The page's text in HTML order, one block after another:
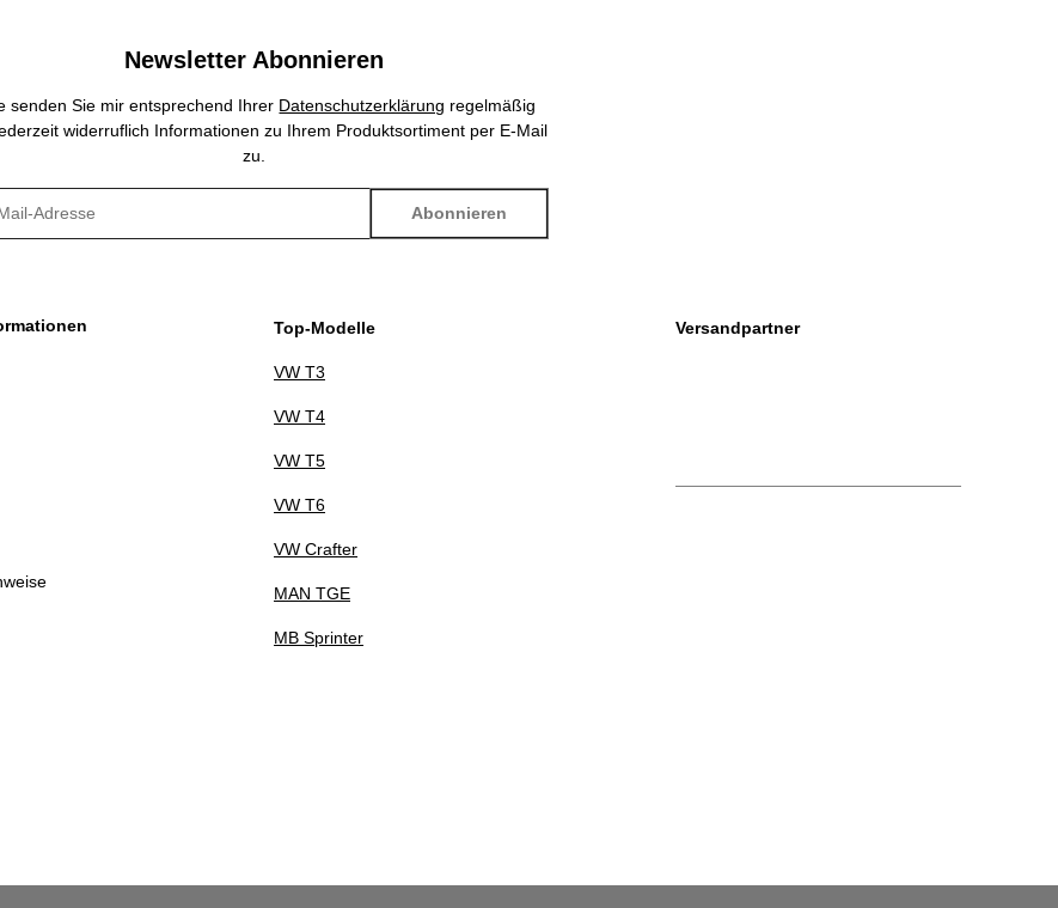
Newsletter Abonnieren
senden Sie mir entsprechend Ihrer Datenschutzerklärung regelmäßig
widerruflich Informationen zu Ihrem Produktsortiment per E-Mail
zu.
Abonnieren
Top-Modelle
VW T3
VW T4
VW T5
VW T6
VW Crafter
MAN TGE
MB Sprinter
Versandpartner